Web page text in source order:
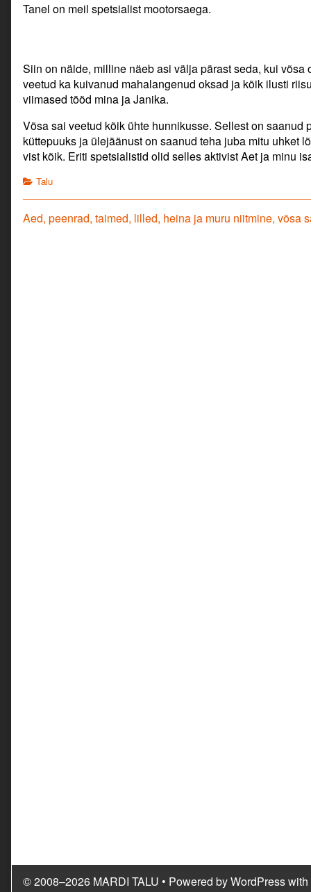
Tanel on meil spetsialist mootorsaega.
Siin on näide, milline näeb asi välja pärast seda, kui võsa
veetud ka kuivanud mahalangenud oksad ja kõik ilusti
viimased tööd mina ja Janika.
Võsa sai veetud kõik ühte hunnikusse. Sellest on saanud
küttepuuks ja ülejäänust on saanud teha juba mitu uhket
vist kõik. Eriti spetsialistid olid selles aktivist Aet ja minu
Categories
Talu
Navigeerimine
Previous
Aed, peenrad, taimed, lilled, heina ja muru niitmine, võsa
© 2008–2026 MARDI TALU • Powered byWordPresswith